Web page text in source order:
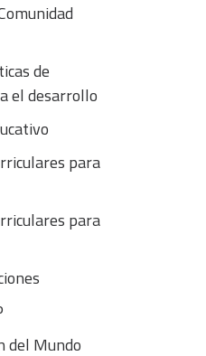
de
el desarrollo
para
para
del Mundo